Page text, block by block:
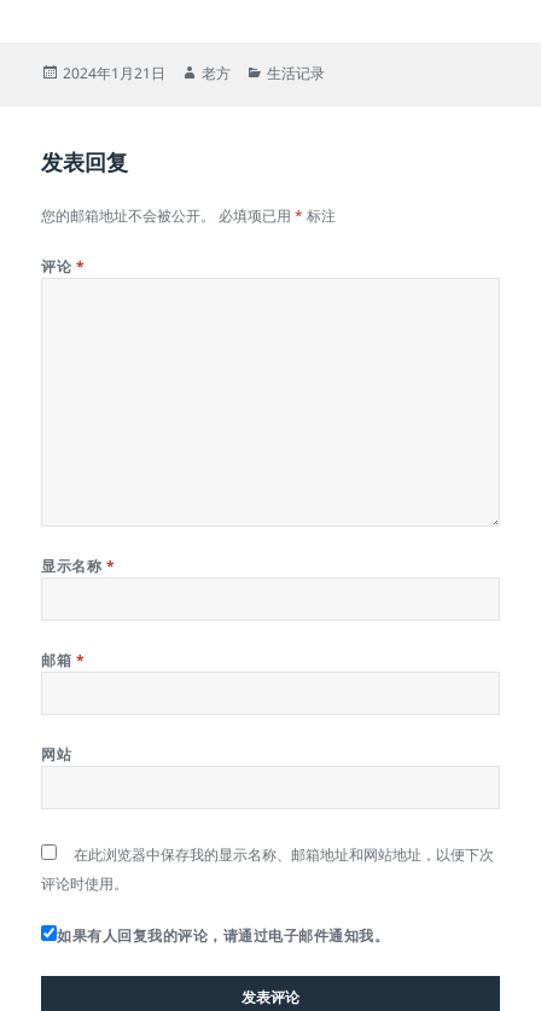
发
2024年1月21日
作
老方
分
生活记录
发表回复
您的邮箱地址不会被公开。 必填项已用* 标注
评论 *
显示名称 *
邮箱 *
网站
在此浏览器中保存我的显示名称、邮箱地址和网站地址，以便下次
评论时使用。
如果有人回复我的评论，请通过电子邮件通知我。